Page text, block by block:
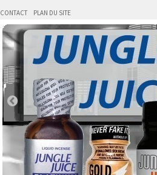
CONTACT PLAN DU SITE